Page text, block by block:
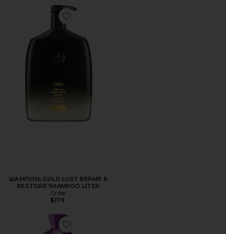
Favorite ШАМПУНЬ GOLD LUST REPAIR & RESTORE
ШАМПУНЬ GOLD LUST REPAIR &
RESTORE SHAMPOO LITER
Oribe
$179
Favorite КОНДИЦИОНЕР ДЛЯ ВОЛОС SERENE SCALP